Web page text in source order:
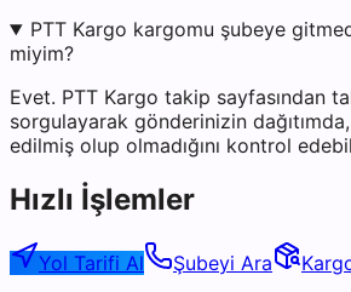
PTT Kargo kargomu şubeye
miyim?
Evet. PTT Kargo takip sayfasından
sorgulayarak gönderinizin
edilmiş olup olmadığını kontrol
Hızlı İşlemler
Yol Tarifi Al Şubeyi Ara